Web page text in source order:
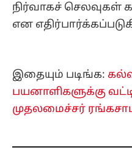
நிர்வாகச் செலவுகள்
என
இதையும் படிங்க:
பயனாளிகளுக்கு
முதலமைச்சர்